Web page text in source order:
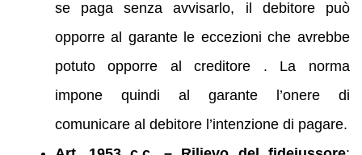
se paga senza avvisarlo, il debitore può
opporre al garante le eccezioni che avrebbe
potuto opporre al creditore . La norma
impone quindi al garante l’onere di
comunicare al debitore l’intenzione di pagare.